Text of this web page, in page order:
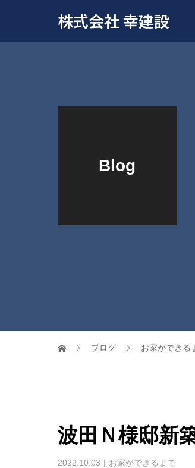
株式会社 幸建設
Blog
ブログ お家ができる
波田Ｎ様邸新
2022.10.03 お家ができるまで